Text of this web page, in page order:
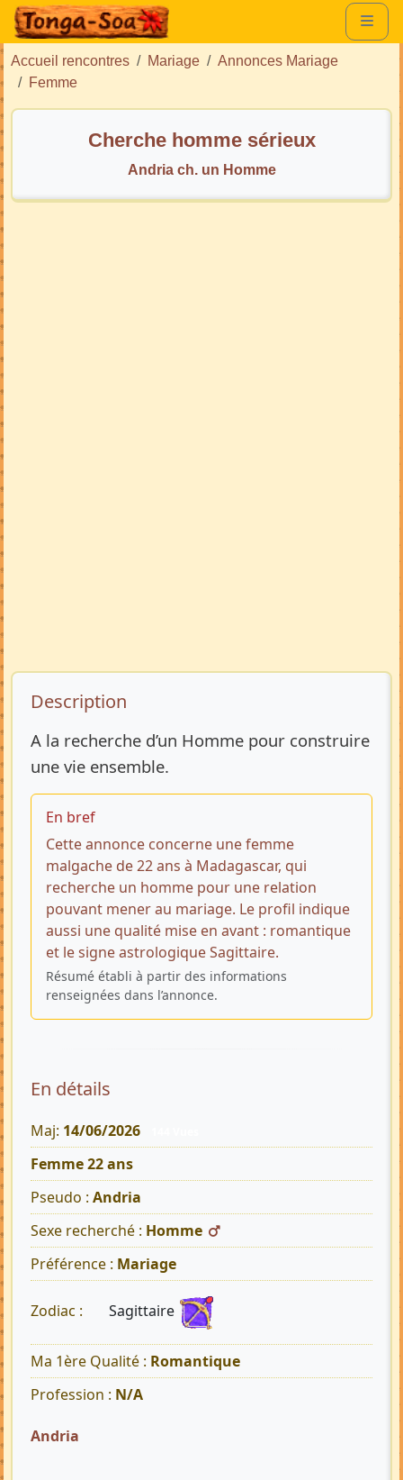
Accueil rencontres Mariage
Annonces Mariage
Femme
Cherche homme sérieux
Andria ch. un Homme
Description de l’annonce
Description
A la recherche d’un Homme pour construire
une vie ensemble.
En bref
Cette annonce concerne une femme
malgache de 22 ans à Madagascar, qui
recherche un homme pour une relation
pouvant mener au mariage. Le profil indique
aussi une qualité mise en avant : romantique
et le signe astrologique Sagittaire.
Résumé établi à partir des informations
renseignées dans l’annonce.
En détails
Maj: 14/06/2026
Femme 22 ans
Pseudo : Andria
Sexe recherché : Homme
Préférence : Mariage
Zodiac : Sagittaire
Ma 1ère Qualité : Romantique
Profession : N/A
Andria